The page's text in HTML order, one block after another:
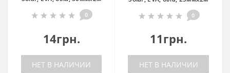
0
14грн.
НЕТ В НАЛИЧИИ
0
11грн.
НЕТ В НАЛИЧИИ